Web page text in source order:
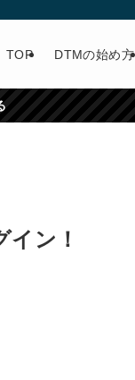
TOP DTMの始め方
ン！